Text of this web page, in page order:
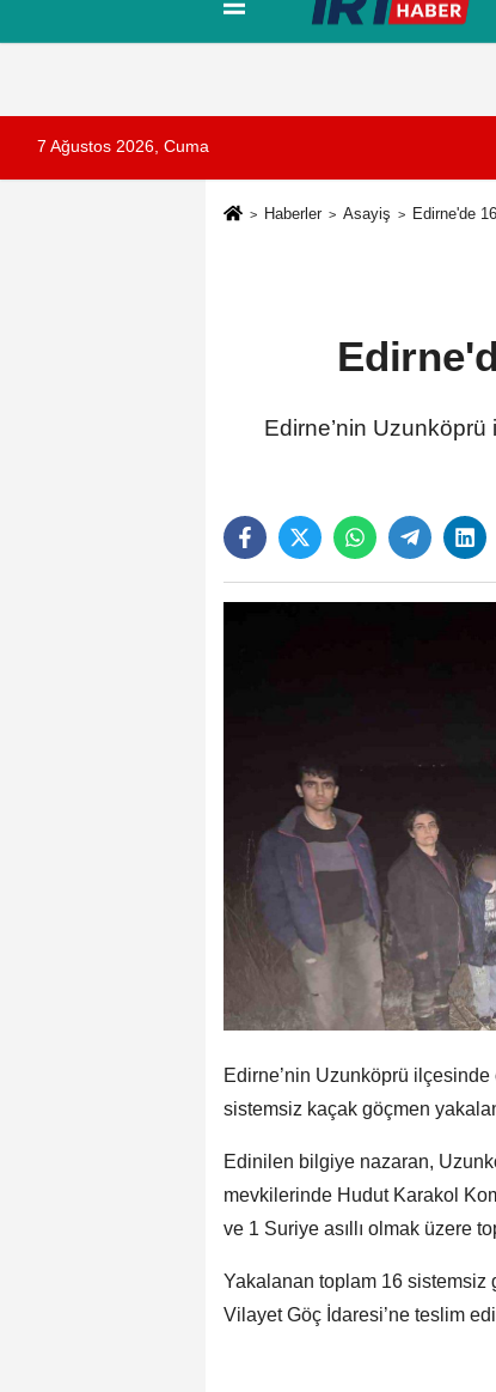
Künye İletişim
7 Ağustos 2026, Cuma
Haberler Asayiş Edirne'de
Edirne’nin
Edirne’nin Uzunköprü
sistemsiz kaçak göçmen
Edinilen bilgiye nazaran,
mevkilerinde Hudut Karakol
ve 1 Suriye asıllı olmak üzere
Yakalanan toplam 16
Vilayet Göç İdaresi’ne teslim